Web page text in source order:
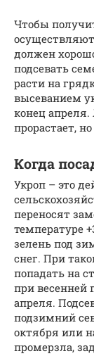
Чтобы
должен
подсевать
расти на
высеванием
конец
прорастает,
Когда
Укроп – это
переносят
температуре
зелень под
снег. При
попадать на
при весенней
апреля.
подзимний
октября или
промерзла,